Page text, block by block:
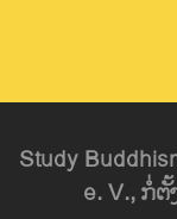
Study
e. V., ກໍ່